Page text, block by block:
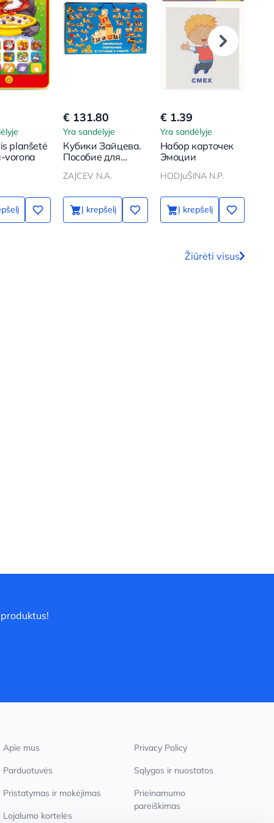
planšetė
vorona
€ 131.80
Yra sandėlyje
Кубики Зайцева.
Пособие для
с двух лет
ZAJCEV N.A.
Į krepšelį
€ 1.39
Yra sandėlyje
Набор карточек
Эмоции
HODJuŠINA N.P.
Į krepšelį
Žiūrėti visus
Apie mus
Parduotuvės
Pristatymas ir mokėjimas
Lojalumo kortelės
Privacy Policy
Sąlygos ir nuostatos
Prieinamumo
pareiškimas